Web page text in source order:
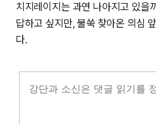
치지레이지는 과연 나아지고 있을
답하고 싶지만, 불쑥 찾아온 의심
다.